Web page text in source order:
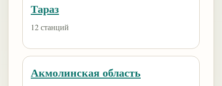
Тараз
12 станций
Акмолинская область